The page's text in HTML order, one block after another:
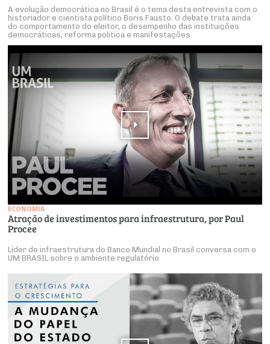
A evolução democrática no Brasil é o tema desta entrevista com o
historiador e cientista político Boris Fausto. O debate trata ainda
do comportamento do eleitor, o desempenho das instituições
democráticas, reforma política e manifestações.
ECONOMIA
Atração de investimentos para infraestrutura, por Paul
Procee
Líder de infraestrutura do Banco Mundial no Brasil conversa com o
UM BRASIL sobre o ambiente regulatório